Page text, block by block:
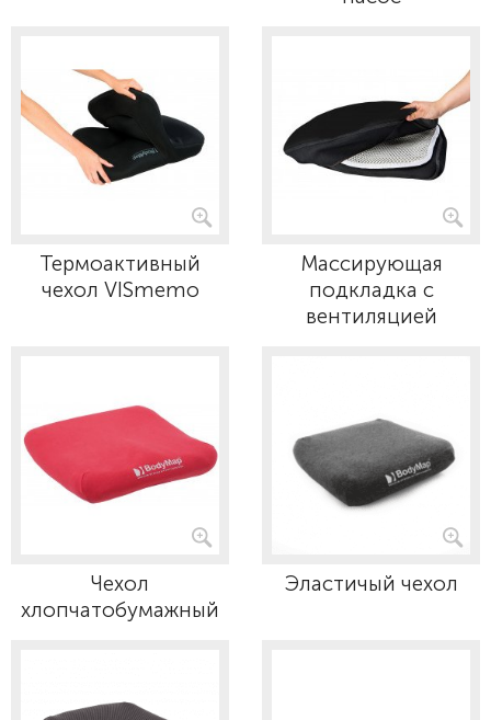
Термоактивный
чехол VISmemo
Массирующая
подкладка с
вентиляцией
Чехол
хлопчатобумажный
Эластичый чехол